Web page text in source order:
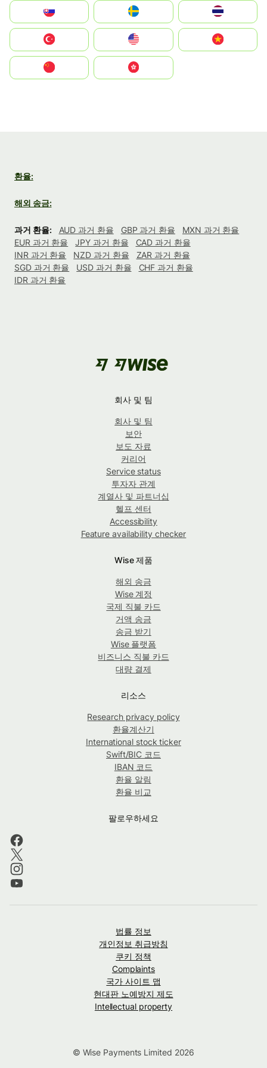
United States
中國香港特別行政區
환율:
해외 송금:
과거 환율: AUD 과거 환율 GBP 과거 환율
MXN 과거 환율
EUR 과거 환율
JPY 과거 환율
CAD 과거 환율
INR 과거 환율
NZD 과거 환율
ZAR 과거 환율
SGD 과거 환율
USD 과거 환율
CHF 과거 환율
IDR 과거 환율
회사 및 팀
회사 및 팀
보안
보도 자료
커리어
Service status
투자자 관계
계열사 및 파트너십
헬프 센터
Accessibility
Feature availability checker
Wise 제품
해외 송금
Wise 계정
국제 직불 카드
거액 송금
송금 받기
Wise 플랫폼
비즈니스 직불 카드
대량 결제
리소스
Research privacy policy
환율계산기
International stock ticker
Swift/BIC 코드
IBAN 코드
환율 알림
환율 비교
팔로우하세요
법률 정보
개인정보 취급방침
쿠키 정책
Complaints
국가 사이트 맵
현대판 노예방지 제도
Intellectual property
© Wise Payments Limited 2026